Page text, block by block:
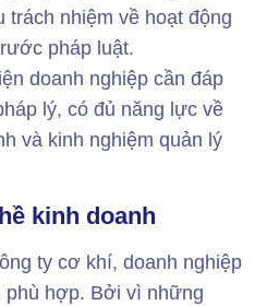
trách nhiệm về hoạt động
pháp luật.
doanh nghiệp cần đáp
lý, có đủ năng lực về
và kinh nghiệm quản lý
kinh doanh
ty cơ khí, doanh nghiệp
phù hợp. Bởi vì những